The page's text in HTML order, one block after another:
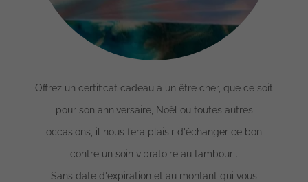
Offrez un certificat cadeau à un être cher, que ce soit
pour son anniversaire, Noël ou toutes autres
occasions, il nous fera plaisir d'échanger ce bon
contre un soin vibratoire au tambour .
Sans date d'expiration et au montant qui vous